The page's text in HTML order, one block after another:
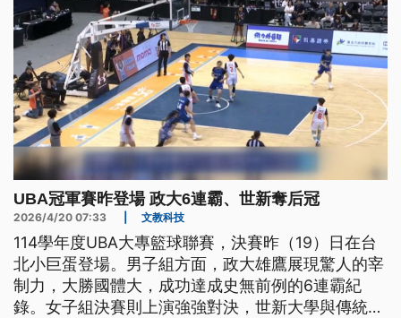
UBA冠軍賽昨登場 政大6連霸、世新奪后冠
2026/4/20 07:33 文教科技
114學年度UBA大專籃球聯賽，決賽昨（19）日在台
北小巨蛋登場。男子組方面，政大雄鷹展現驚人的宰
制力，大勝國體大，成功達成史無前例的6連霸紀
錄。女子組決賽則上演強強對決，世新大學與傳統強